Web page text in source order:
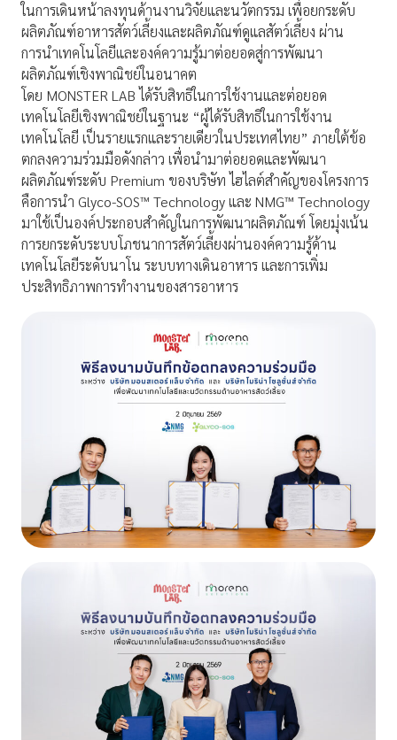
ในการเดินหน้าลงทุนด้านงานวิจัยและนวัตกรรม เพื่อยกระดับ
ผลิตภัณฑ์อาหารสัตว์เลี้ยงและผลิตภัณฑ์ดูแลสัตว์เลี้ยง ผ่าน
การนำเทคโนโลยีและองค์ความรู้มาต่อยอดสู่การพัฒนา
ผลิตภัณฑ์เชิงพาณิชย์ในอนาคต
โดย MONSTER LAB ได้รับสิทธิในการใช้งานและต่อยอด
เทคโนโลยีเชิงพาณิชย์ในฐานะ “ผู้ได้รับสิทธิในการใช้งาน
เทคโนโลยี เป็นรายแรกและรายเดียวในประเทศไทย” ภายใต้ข้อ
ตกลงความร่วมมือดังกล่าว เพื่อนำมาต่อยอดและพัฒนา
ผลิตภัณฑ์ระดับ Premium ของบริษัท ไฮไลต์สำคัญของโครงการ
คือการนำ Glyco-SOS™ Technology และ NMG™ Technology
มาใช้เป็นองค์ประกอบสำคัญในการพัฒนาผลิตภัณฑ์ โดยมุ่งเน้น
การยกระดับระบบโภชนาการสัตว์เลี้ยงผ่านองค์ความรู้ด้าน
เทคโนโลยีระดับนาโน ระบบทางเดินอาหาร และการเพิ่ม
ประสิทธิภาพการทำงานของสารอาหาร